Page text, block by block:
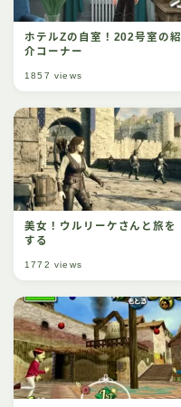
ホテルZの自室！202号室の紹
介コーナー
1857 views
美女！ウルリーケさんと旅を
する
1772 views